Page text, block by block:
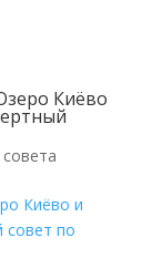
Киёво